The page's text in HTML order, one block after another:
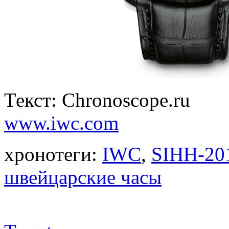
Текст: Chronoscope.ru
www.iwc.com
хронотеги: IWC, SIHH-
швейцарские часы